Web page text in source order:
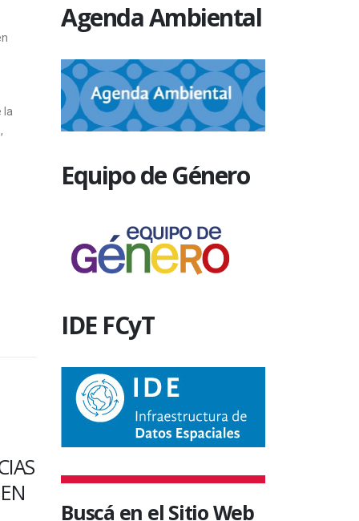
la
SIN CATEGORÍA
JORNADA DE LIMPIEZA
Agenda Ambiental
Equipo de Género
IDE FCyT
Buscá en el Sitio Web